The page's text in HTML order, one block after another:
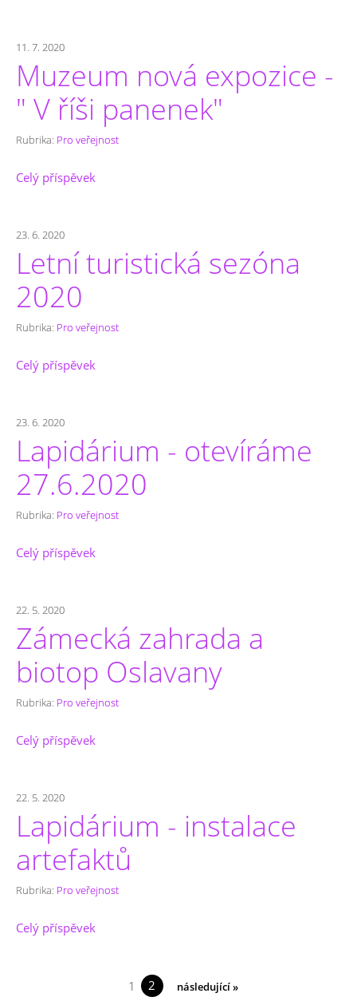
11. 7. 2020
Muzeum nová expozice -
" V říši panenek"
Rubrika: Pro veřejnost
Celý příspěvek
23. 6. 2020
Letní turistická sezóna
2020
Rubrika: Pro veřejnost
Celý příspěvek
23. 6. 2020
Lapidárium - otevíráme
27.6.2020
Rubrika: Pro veřejnost
Celý příspěvek
22. 5. 2020
Zámecká zahrada a
biotop Oslavany
Rubrika: Pro veřejnost
Celý příspěvek
22. 5. 2020
Lapidárium - instalace
artefaktů
Rubrika: Pro veřejnost
Celý příspěvek
1 2 následující »